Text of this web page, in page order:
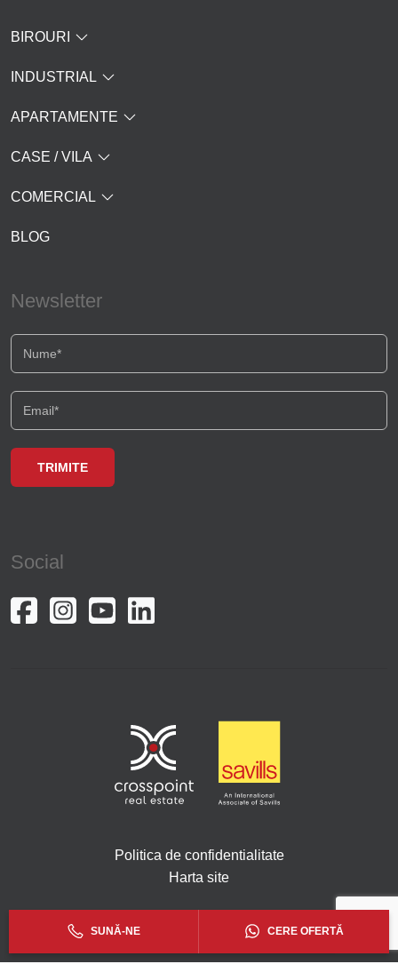
SUNĂ-NE CERE OFERTĂ
BIROURI
INDUSTRIAL
APARTAMENTE
CASE / VILA
COMERCIAL
BLOG
Newsletter
Social
Politica de confidentialitate
Harta site
Copyright © 2026. Toate drepturile rezervate Crosspoint.